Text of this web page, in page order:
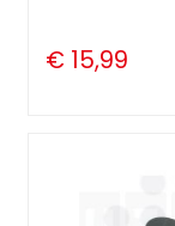
€ 15,99